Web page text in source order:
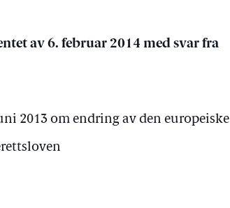
av 6. februar 2014 med svar fra
2013 om endring av den europeiske